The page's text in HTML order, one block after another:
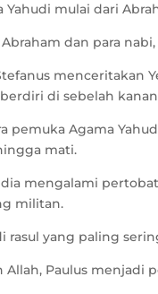
Yahudi mulai dari
dan para
menceritakan
di sebelah kanan
pemuka Agama
mati.
mengalami
militan.
rasul yang paling
Allah, Paulus menjadi